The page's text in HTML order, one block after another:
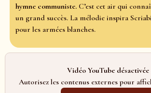
hymne communiste. C’est cet air qui
un grand succès. La mélodie inspira
pour les armées blanches.
Vidéo YouTube désactivée
Autorisez les contenus externes pour